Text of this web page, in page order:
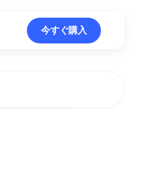
今すぐ購入